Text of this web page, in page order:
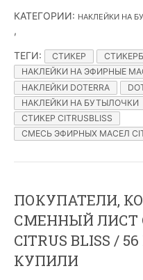
КАТЕГОРИИ: НАКЛЕЙКИ НА
,
ТЕГИ: СТИКЕР
НАКЛЕЙКИ НА ЭФИРНЫЕ
НАКЛЕЙКИ DOTERRA
НАКЛЕЙКИ НА БУТЫЛОЧКИ
СТИКЕР CITRUSBLISS
СМЕСЬ ЭФИРНЫХ МАСЕЛ
ПОКУПАТЕЛИ,
СМЕННЫЙ ЛИСТ
CITRUS BLISS /
КУПИЛИ